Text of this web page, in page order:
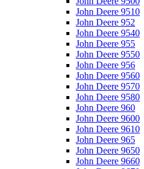
John Deere 9510
John Deere 952
John Deere 9540
John Deere 955
John Deere 9550
John Deere 956
John Deere 9560
John Deere 9570
John Deere 9580
John Deere 960
John Deere 9600
John Deere 9610
John Deere 965
John Deere 9650
John Deere 9660